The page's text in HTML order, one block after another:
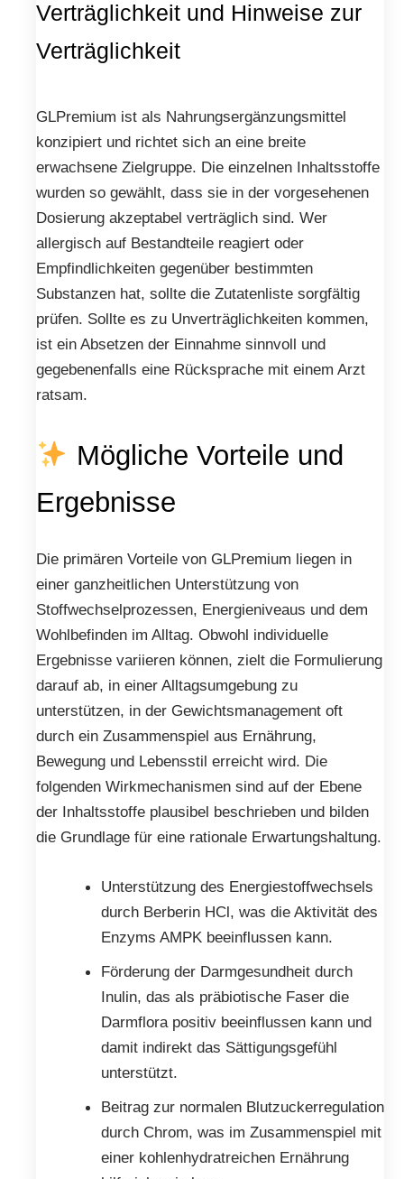
Verträglichkeit und Hinweise zur
Verträglichkeit
GLPremium ist als Nahrungsergänzungsmittel
konzipiert und richtet sich an eine breite
erwachsene Zielgruppe. Die einzelnen Inhaltsstoffe
wurden so gewählt, dass sie in der vorgesehenen
Dosierung akzeptabel verträglich sind. Wer
allergisch auf Bestandteile reagiert oder
Empfindlichkeiten gegenüber bestimmten
Substanzen hat, sollte die Zutatenliste sorgfältig
prüfen. Sollte es zu Unverträglichkeiten kommen,
ist ein Absetzen der Einnahme sinnvoll und
gegebenenfalls eine Rücksprache mit einem Arzt
ratsam.
Mögliche Vorteile und
Ergebnisse
Die primären Vorteile von GLPremium liegen in
einer ganzheitlichen Unterstützung von
Stoffwechselprozessen, Energieniveaus und dem
Wohlbefinden im Alltag. Obwohl individuelle
Ergebnisse variieren können, zielt die Formulierung
darauf ab, in einer Alltagsumgebung zu
unterstützen, in der Gewichtsmanagement oft
durch ein Zusammenspiel aus Ernährung,
Bewegung und Lebensstil erreicht wird. Die
folgenden Wirkmechanismen sind auf der Ebene
der Inhaltsstoffe plausibel beschrieben und bilden
die Grundlage für eine rationale Erwartungshaltung.
Unterstützung des Energiestoffwechsels
durch Berberin HCl, was die Aktivität des
Enzyms AMPK beeinflussen kann.
Förderung der Darmgesundheit durch
Inulin, das als präbiotische Faser die
Darmflora positiv beeinflussen kann und
damit indirekt das Sättigungsgefühl
unterstützt.
Beitrag zur normalen Blutzuckerregulation
durch Chrom, was im Zusammenspiel mit
einer kohlenhydratreichen Ernährung